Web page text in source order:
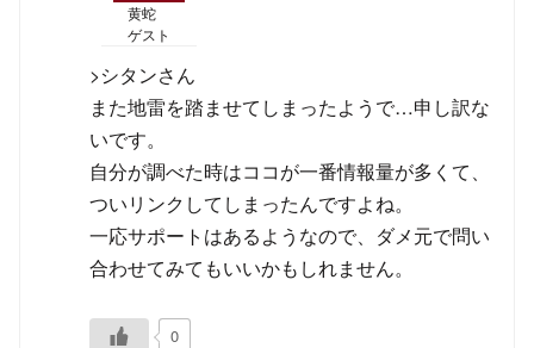
黄蛇
ゲスト
>シタンさん
また地雷を踏ませてしまったようで…申し訳な
いです。
自分が調べた時はココが一番情報量が多くて、
ついリンクしてしまったんですよね。
一応サポートはあるようなので、ダメ元で問い
合わせてみてもいいかもしれません。
0